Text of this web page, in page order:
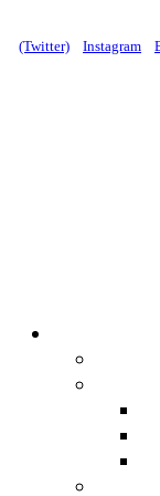
(Twitter)
Instagram